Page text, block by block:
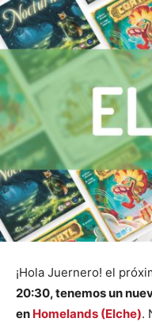
¡Hola Juernero! el
20:30, tenemos un
en Homelands (Elche).